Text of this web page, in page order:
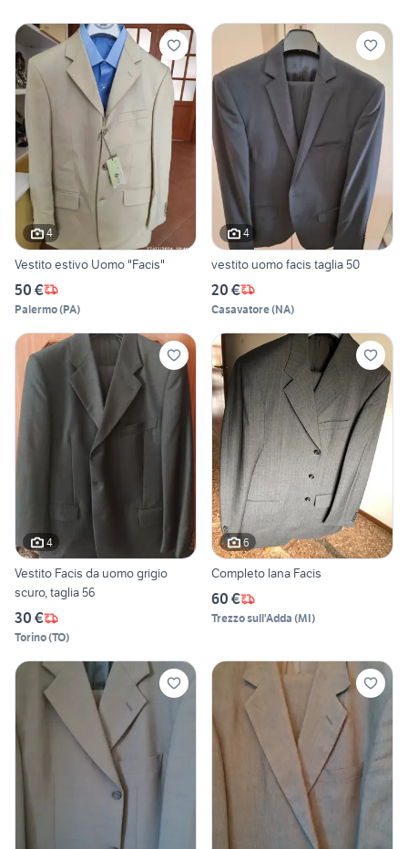
4
Vestito estivo Uomo "Facis"
50 €
Palermo(PA)
4
vestito uomo facis taglia 50
20 €
Casavatore(NA)
4
Vestito Facis da uomo grigio
scuro, taglia 56
30 €
Torino(TO)
6
Completo lana Facis
60 €
Trezzo sull'Adda (MI)